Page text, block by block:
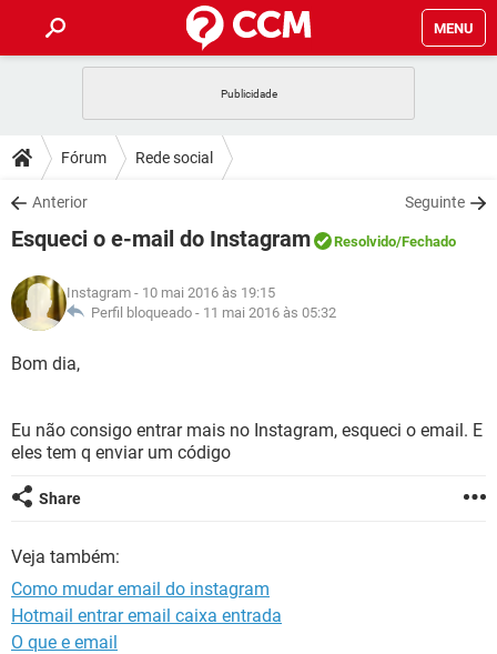
MENU
CELULAR
OUTLOOK
INSTAGRAM GMAIL
GUIA DE COMPRAS
DICAS
JOGOS
INSTAGRAM GMAIL
GUIA DE COMPRAS
DOWNLOADS
JOGOS WHATSAPP
CELULAR
OUTLOOK EXCEL
INSTAGRAM
FÓRUM
JOGOS WHATSAPP
CELULAR
OUTLOOK
GUIA DE COMPRAS
GLOSSÁRIO
JOGOS
OUTLOOK EXCEL
INSTAGRAM
GUIA DE COMPRAS
Fórum Rede social
Anterior Seguinte
Esqueci o e-mail do Instagram Resolvido/Fechado
Instagram - 10 mai 2016 às 19:15
Perfil bloqueado - 11 mai 2016 às 05:32
Bom dia,
Eu não consigo entrar mais no Instagram, esqueci o email. E
eles tem q enviar um código
Share
Veja também:
Como mudar email do instagram
Hotmail entrar email caixa entrada
O que e email